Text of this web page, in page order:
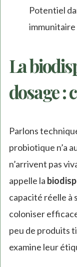
Potentiel
immunitaire
La
dosage :
Parlons
probiotique n’a
n’arrivent pas
appelle la
capacité réelle à
coloniser
peu de produits
examine leur